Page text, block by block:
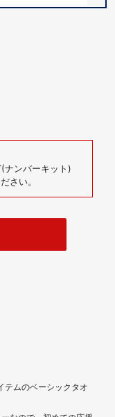
ナンバーキット)
さい。
テムのベーシックタオ